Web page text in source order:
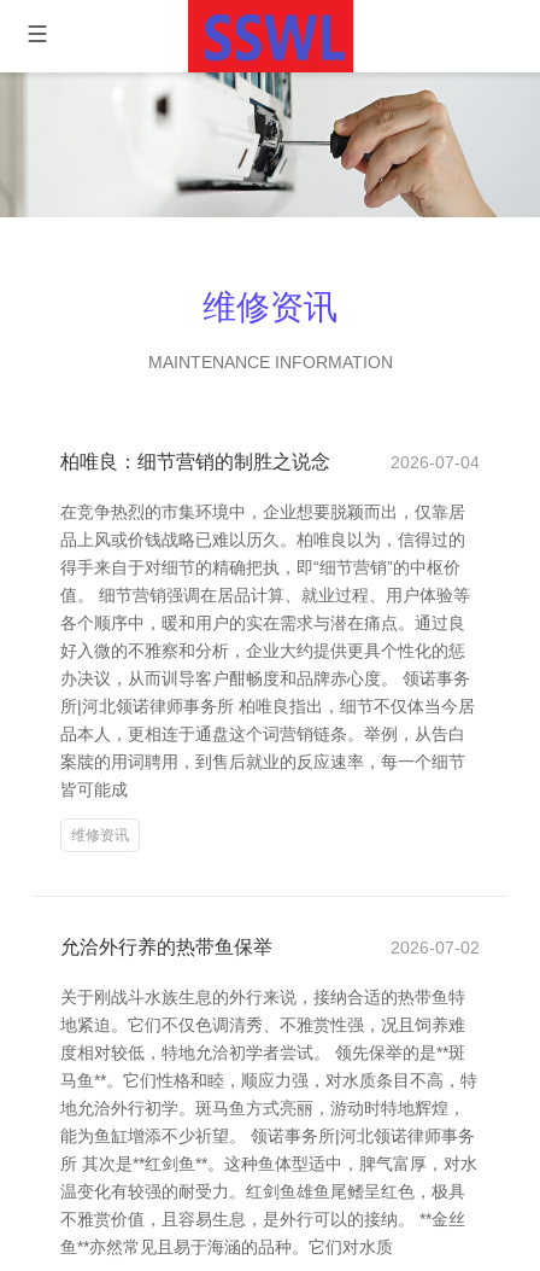
维修资讯
MAINTENANCE INFORMATION
柏唯良：细节营销的制胜之说念 2026-07-04
在竞争热烈的市集环境中，企业想要脱颖而出，仅靠居
品上风或价钱战略已难以历久。柏唯良以为，信得过的
得手来自于对细节的精确把执，即“细节营销”的中枢价
值。 细节营销强调在居品计算、就业过程、用户体验等
各个顺序中，暖和用户的实在需求与潜在痛点。通过良
好入微的不雅察和分析，企业大约提供更具个性化的惩
办决议，从而训导客户酣畅度和品牌赤心度。 领诺事务
所|河北领诺律师事务所 柏唯良指出，细节不仅体当今居
品本人，更相连于通盘这个词营销链条。举例，从告白
案牍的用词聘用，到售后就业的反应速率，每一个细节
皆可能成
维修资讯
允洽外行养的热带鱼保举 2026-07-02
关于刚战斗水族生息的外行来说，接纳合适的热带鱼特
地紧迫。它们不仅色调清秀、不雅赏性强，况且饲养难
度相对较低，特地允洽初学者尝试。 领先保举的是**斑
马鱼**。它们性格和睦，顺应力强，对水质条目不高，特
地允洽外行初学。斑马鱼方式亮丽，游动时特地辉煌，
能为鱼缸增添不少祈望。 领诺事务所|河北领诺律师事务
所 其次是**红剑鱼**。这种鱼体型适中，脾气富厚，对水
温变化有较强的耐受力。红剑鱼雄鱼尾鳍呈红色，极具
不雅赏价值，且容易生息，是外行可以的接纳。 **金丝
鱼**亦然常见且易于海涵的品种。它们对水质